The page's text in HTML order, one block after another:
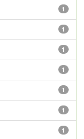
1
1
1
1
1
1
1